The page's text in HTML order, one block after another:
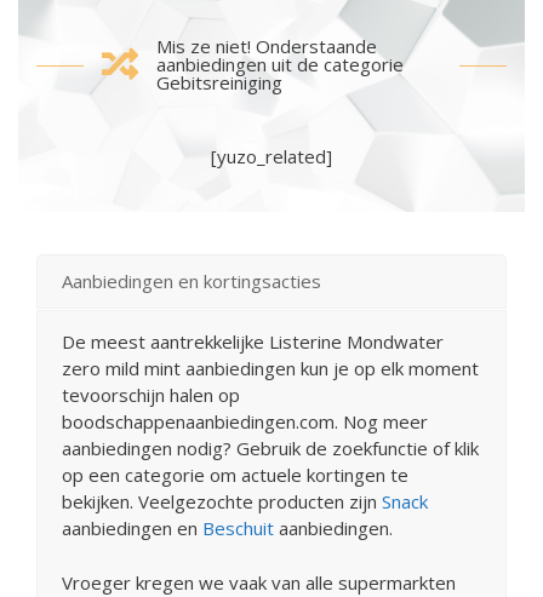
Mis ze niet! Onderstaande
aanbiedingen uit de categorie
Gebitsreiniging
[yuzo_related]
Aanbiedingen en kortingsacties
De meest aantrekkelijke Listerine Mondwater
zero mild mint aanbiedingen kun je op elk moment
tevoorschijn halen op
boodschappenaanbiedingen.com. Nog meer
aanbiedingen nodig? Gebruik de zoekfunctie of klik
op een categorie om actuele kortingen te
bekijken. Veelgezochte producten zijn Snack
aanbiedingen en Beschuit aanbiedingen.
Vroeger kregen we vaak van alle supermarkten